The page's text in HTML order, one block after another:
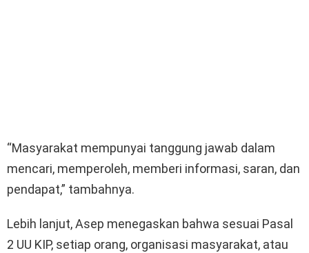
“Masyarakat mempunyai tanggung jawab dalam
mencari, memperoleh, memberi informasi, saran, dan
pendapat,” tambahnya.
Lebih lanjut, Asep menegaskan bahwa sesuai Pasal
2 UU KIP, setiap orang, organisasi masyarakat, atau